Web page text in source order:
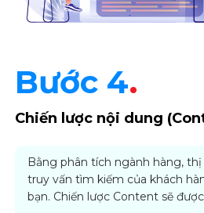
Bước 4.
Chiến lược nội dung
Bằng phân tích ngành hàng,
truy vấn tìm kiếm của khách
bạn. Chiến lược Content sẽ